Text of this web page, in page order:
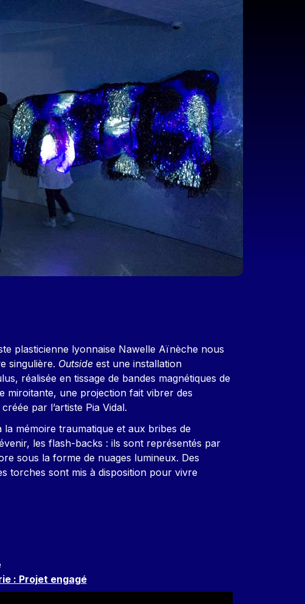
plasticienne lyonnaise Nawelle Aïnèche nous
singulière. Outside est une installation
réalisée en tissage de bandes magnétiques de
miroitante, une projection fait vibrer des
par l’artiste Pia Vidal.
la mémoire traumatique et aux bribes de
les flash-backs : ils sont représentés par
sous la forme de nuages lumineux. Des
torches sont mis à disposition pour vivre
: Projet engagé